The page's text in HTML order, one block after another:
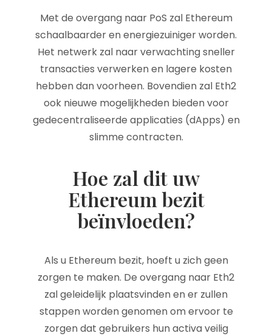
Met de overgang naar PoS zal Ethereum
schaalbaarder en energiezuiniger worden.
Het netwerk zal naar verwachting sneller
transacties verwerken en lagere kosten
hebben dan voorheen. Bovendien zal Eth2
ook nieuwe mogelijkheden bieden voor
gedecentraliseerde applicaties (dApps) en
slimme contracten.
Hoe zal dit uw
Ethereum bezit
beïnvloeden?
Als u Ethereum bezit, hoeft u zich geen
zorgen te maken. De overgang naar Eth2
zal geleidelijk plaatsvinden en er zullen
stappen worden genomen om ervoor te
zorgen dat gebruikers hun activa veilig